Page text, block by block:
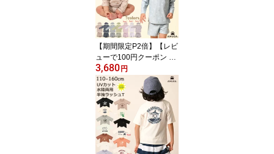
【期間限定P2倍】【レビ
ューで100円クーポン 送
料無料 】ユニセックス・
長袖ラッシュガード水着
帽子付き3点セット UVカ
ット 日焼け防止 80cm 9
0cm 100cm 110cm 120c
m ベージュ ブルー ピス
タチオ 水色 プール 赤ち
ゃんベビーキッズ女の子
3,680 円